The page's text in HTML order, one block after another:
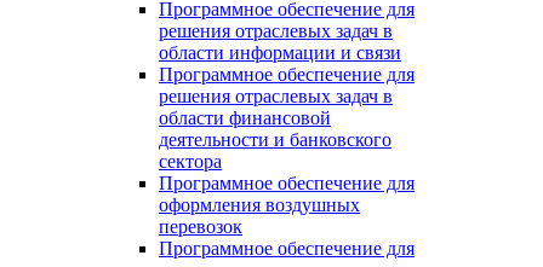
Программное обеспечение для
решения отраслевых задач в
области информации и связи
Программное обеспечение для
решения отраслевых задач в
области финансовой
деятельности и банковского
сектора
Программное обеспечение для
оформления воздушных
перевозок
Программное обеспечение для